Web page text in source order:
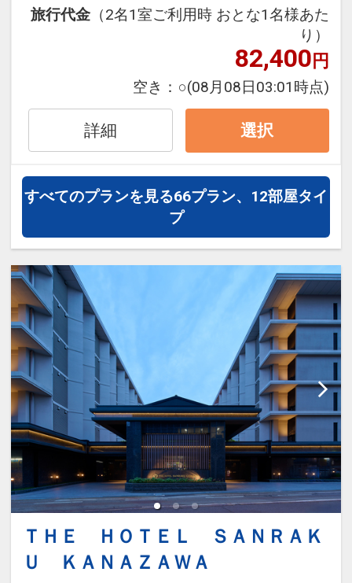
をご用意しています。
ン」を別プランとして掲載しています。
※ご覧のページの【食事条件】をお確か
めのうえ、ご予約にお進みください。
設定期間：2026年4月1日～2026年9月
インターネットコース番号：DP-1-
旅行代金 （2名1室ご利用時 おとな1名様あた
り）
82,400円
空き： ○(08月08日03:01時点)
詳細 選択
すべてのプランを見る66プラン、12部屋タイ
プ
ＴＨＥ ＨＯＴＥＬ ＳＡＮＲＡＫ
Ｕ ＫＡＮＡＺＡＷＡ